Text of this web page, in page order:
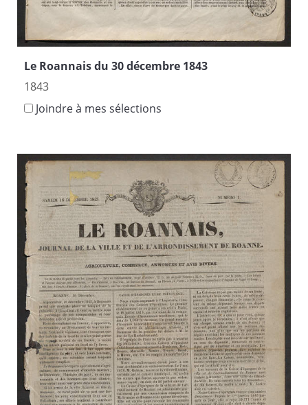
Le Roannais du 30 décembre 1843
1843
Joindre à mes sélections